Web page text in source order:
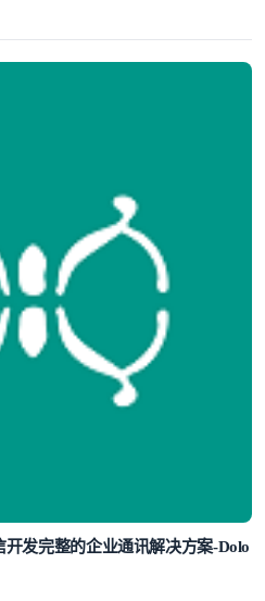
开发完整的企业通讯解决方案-Dolo